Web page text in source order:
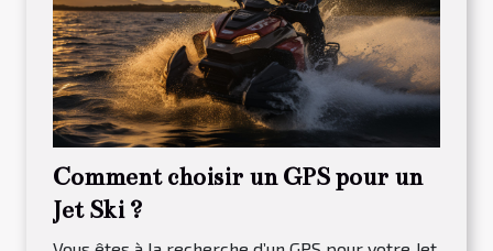
Comment choisir un GPS pour un
Jet Ski ?